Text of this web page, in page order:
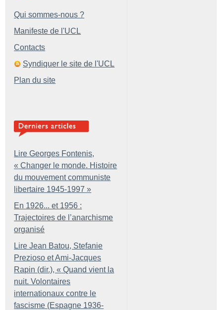
Qui sommes-nous ?
Manifeste de l'UCL
Contacts
Syndiquer le site de l'UCL
Plan du site
Lire Georges Fontenis,
« Changer le monde. Histoire
du mouvement communiste
libertaire 1945-1997 »
En 1926... et 1956 :
Trajectoires de l’anarchisme
organisé
Lire Jean Batou, Stefanie
Prezioso et Ami-Jacques
Rapin (dir.), « Quand vient la
nuit. Volontaires
internationaux contre le
fascisme (Espagne 1936-